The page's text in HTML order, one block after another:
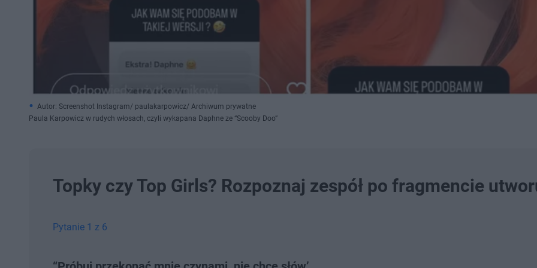
Autor: Screenshot Instagram/ paulakarpowicz/ Archiwum prywatne
Paula Karpowicz w rudych włosach, czyli wykapana Daphne ze “Scooby Doo”
Topky czy Top Girls? Rozpoznaj zespół po fragmencie
Pytanie 1 z 6